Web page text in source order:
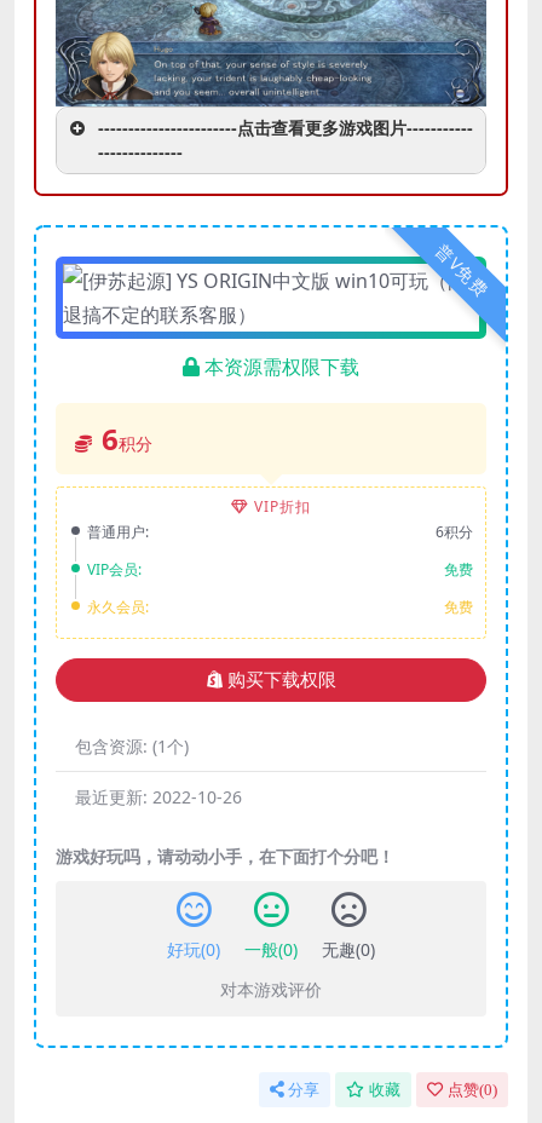
-----------------------点击查看更多游戏图片-----------
--------------
普V免费
本资源需权限下载
6积分
VIP折扣
普通用户:
6积分
VIP会员:
免费
永久会员:
免费
购买下载权限
包含资源: (1个)
最近更新: 2022-10-26
游戏好玩吗，请动动小手，在下面打个分吧！
好玩(0) 一般(0) 无趣(0)
对本游戏评价
分享 收藏 点赞(0)